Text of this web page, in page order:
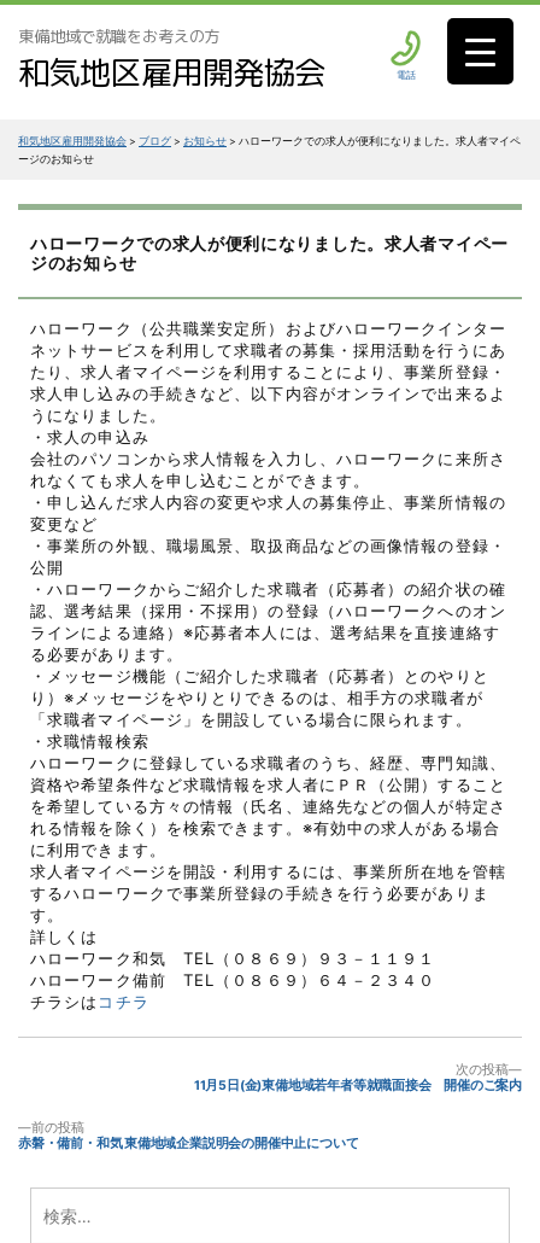
東備地域で就職をお考えの方
和気地区雇用開発協会 電話
和気地区雇用開発協会 > ブログ > お知らせ > ハローワークでの求人が便利になりました。求人者マイペ
ージのお知らせ
ハローワークでの求人が便利になりました。求人者マイペー
ジのお知らせ
ハローワーク（公共職業安定所）およびハローワークインター
ネットサービスを利用して求職者の募集・採用活動を行うにあ
たり、求人者マイページを利用することにより、事業所登録・
求人申し込みの手続きなど、以下内容がオンラインで出来るよ
うになりました。
・求人の申込み
会社のパソコンから求人情報を入力し、ハローワークに来所さ
れなくても求人を申し込むことができます。
・申し込んだ求人内容の変更や求人の募集停止、事業所情報の
変更など
・事業所の外観、職場風景、取扱商品などの画像情報の登録・
公開
・ハローワークからご紹介した求職者（応募者）の紹介状の確
認、選考結果（採用・不採用）の登録（ハローワークへのオン
ラインによる連絡）※応募者本人には、選考結果を直接連絡す
る必要があります。
・メッセージ機能（ご紹介した求職者（応募者）とのやりと
り）※メッセージをやりとりできるのは、相手方の求職者が
「求職者マイページ」を開設している場合に限られます。
・求職情報検索
ハローワークに登録している求職者のうち、経歴、専門知識、
資格や希望条件など求職情報を求人者にＰＲ（公開）すること
を希望している方々の情報（氏名、連絡先などの個人が特定さ
れる情報を除く）を検索できます。※有効中の求人がある場合
に利用できます。
求人者マイページを開設・利用するには、事業所所在地を管轄
するハローワークで事業所登録の手続きを行う必要がありま
す。
詳しくは
ハローワーク和気 TEL（０８６９）９３－１１９１
ハローワーク備前 TEL（０８６９）６４－２３４０
チラシは コチラ
ナ前の投稿前
の
赤磐・備前・和気 東備地域企業説明会の開催中止について
次の投稿
次
の
11月5日(金)東備地域若年者等就職面接会 開催のご案内
索: